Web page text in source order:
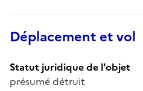
Déplacement et vol
Statut juridique de l'objet
présumé détruit